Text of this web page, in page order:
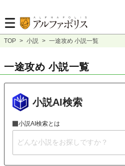
TOP > 小説 > 一途攻め 小説一覧
一途攻め 小説一覧
小説AI検索
小説AI検索とは